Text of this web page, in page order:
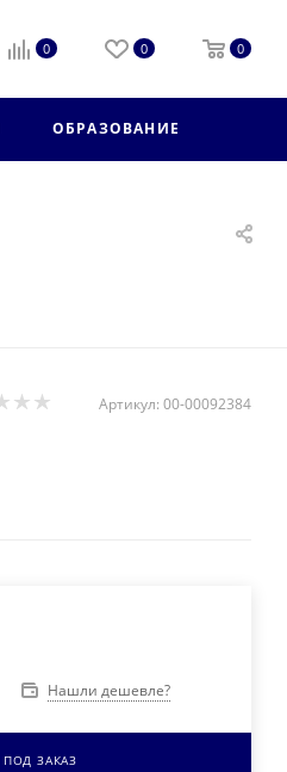
0 0 0
ОБРАЗОВАНИЕ
Артикул: 00-00092384
Нашли дешевле?
ПОД ЗАКАЗ